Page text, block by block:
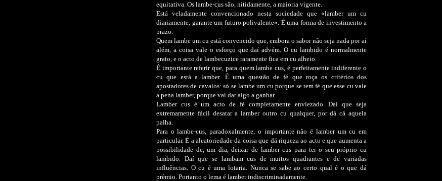
equitativa. Os lambe-cus são, nitidamente, a maioria vigente.
Está veladamente convencionado nesta sociedade que «lamber um cu
diariamente, garante um futuro polivalente». É uma forma de investimento a
prazo.
Quem lambe um cu está convencido que, embora o sabor não seja nada por aí
além, a coisa vale o esforço que daí advém. O cu lambido é normalmente
grato, e o acto de lambecuzice raramente fica em cu alheio.
É importante referir que, para quem lambe cus, é perfeitamente indiferente o
cu que está a lamber. É uma questão de fé que roça os critérios dos
apostadores de cavalos: só se lambe um cu porque se tem fé que esse cu vale
a pena lamber, porque vai dar algo a ganhar.
Lamber cus é um acto de fé completamente enviezado. Daí que seja
extremamente fácil desatar a lamber outro cu qualquer, por dá cá aquela
palha.
Para o lambe-cus, paradoxalmente, o importante não é lamber um cu em
particular. É a aleatoriedade da coisa que dá riqueza ao acto e que aumenta a
possibilidade de, um dia, deixar de lamber cus para ter o seu próprio cu
lambido. Daí que se lambam cus de muitos quadrantes e de variadas
influências. O cu é uma lotaria. Nunca se sabe ao certo qual é o que dá
prémio. Portanto o lema é lamber indiscriminadamente.